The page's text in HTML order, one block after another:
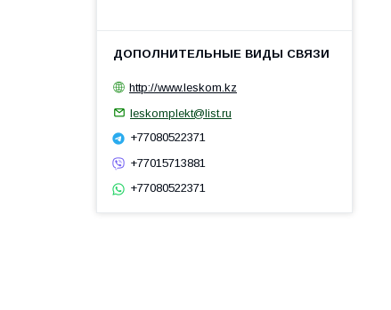
http://www.leskom.kz
leskomplekt@list.ru
+77080522371
+77015713881
+77080522371